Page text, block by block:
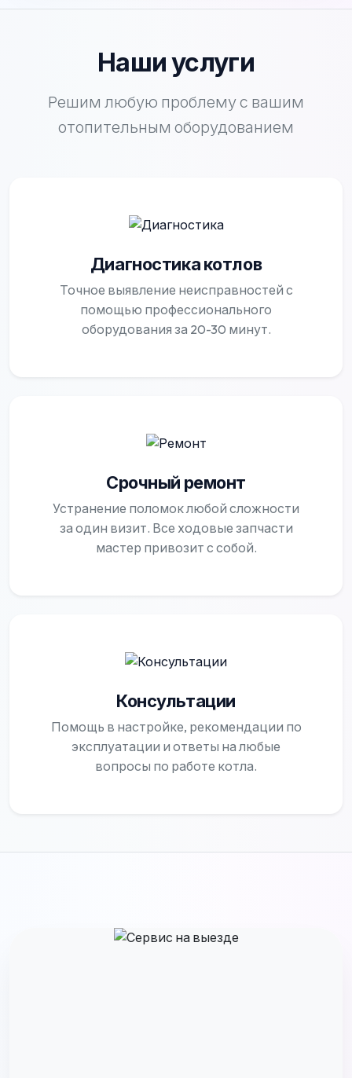
Наши услуги
Решим любую проблему с вашим
отопительным оборудованием
Диагностика котлов
Точное выявление неисправностей с
помощью профессионального
оборудования за 20-30 минут.
Срочный ремонт
Устранение поломок любой сложности
за один визит. Все ходовые запчасти
мастер привозит с собой.
Консультации
Помощь в настройке, рекомендации по
эксплуатации и ответы на любые
вопросы по работе котла.